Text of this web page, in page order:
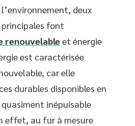
deux
font
renouvelableet énergie
est caractérisée
car elle
durables disponibles en
inépuisable
effet, au fur à mesure